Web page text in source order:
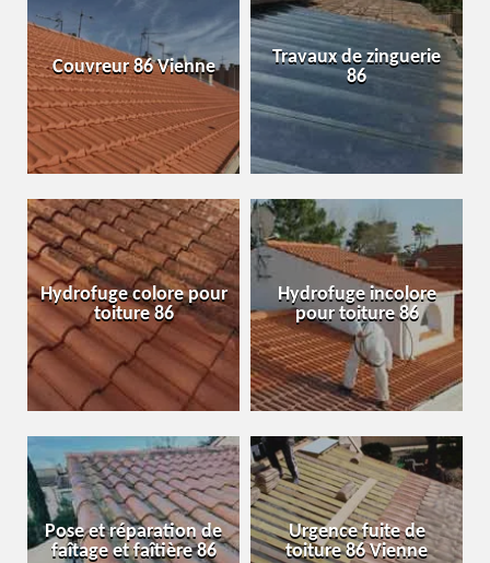
Couvreur 86 Vienne
Travaux de zinguerie
86
Hydrofuge colore pour
toiture 86
Hydrofuge incolore
pour toiture 86
Pose et réparation de
faîtage et faîtière 86
Urgence fuite de
toiture 86 Vienne